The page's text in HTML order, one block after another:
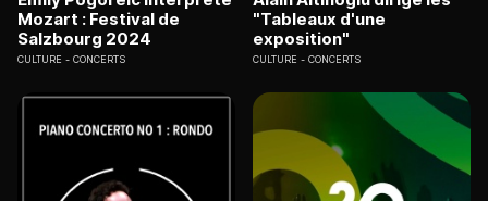
Mozart : Festival de
Salzbourg 2024
CULTURE CONCERTS
"Tableaux d'une
exposition"
CULTURE CONCERTS